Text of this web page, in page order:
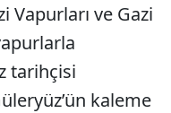
Vapurları ve Gazi
tarihçisi
kaleme